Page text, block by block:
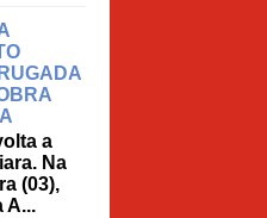
a
Na
(03),
A...